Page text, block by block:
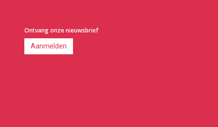
Ontvang onze nieuwsbrief
Aanmelden